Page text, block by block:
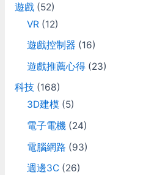
遊戲(52)
VR (12)
遊戲控制器 (16)
遊戲推薦心得(23)
科技(168)
3D建模 (5)
電子電機(24)
電腦網路 (93)
週邊3C(26)